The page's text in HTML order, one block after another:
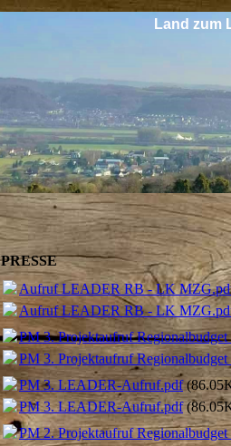
Land zum
PRESSE
Aufruf LEADER RB - LK
Aufruf LEADER RB - LK
PM 3. Projektaufruf
PM 3. Projektaufruf
PM 3. LEADER-Aufruf.pdf
PM 3. LEADER-Aufruf.pdf
PM 2. Projektaufruf